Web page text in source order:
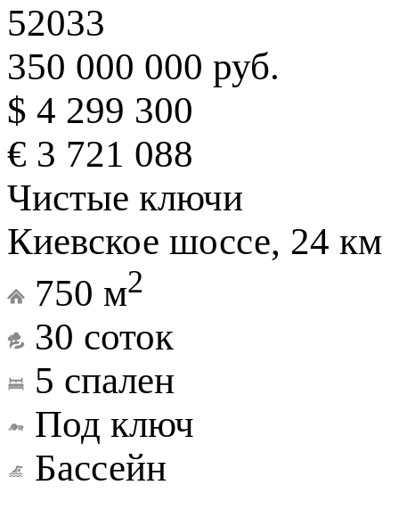
52033
350 000 000 руб.
$ 4 299 300
€ 3 721 088
Чистые ключи
Киевское шоссе, 24 км
750 м2
30 соток
5 спален
Под ключ
Бассейн